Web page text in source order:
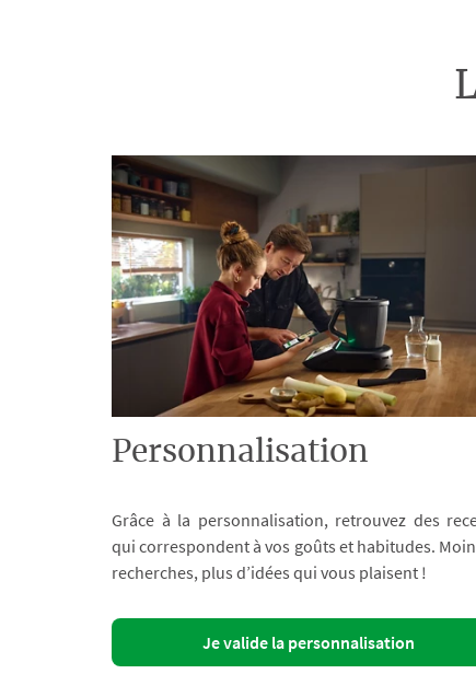
Personnalisation
Grâce à la personnalisation, retrouvez des
qui correspondent à vos goûts et habitudes.
recherches, plus d’idées qui vous plaisent !
Je valide la personnalisation